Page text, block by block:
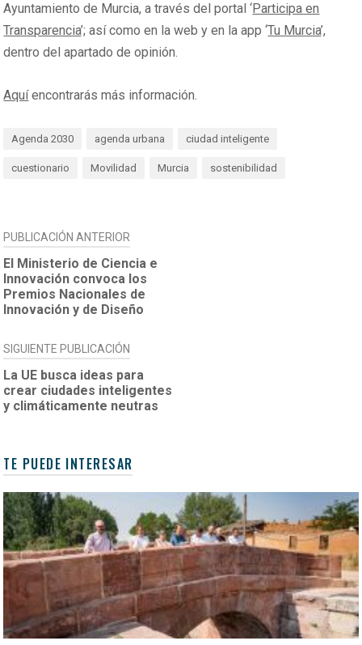
Ayuntamiento de Murcia, a través del portal ‘Participa en
Transparencia’; así como en la web y en la app ‘Tu Murcia’,
dentro del apartado de opinión.
Aquíencontrarás más información.
Agenda 2030 agenda urbana ciudad inteligente
cuestionario Movilidad Murcia sostenibilidad
NAVEGACIÓN
DE
ENTRADAS
PUBLICACIÓN ANTERIOR
El Ministerio de Ciencia e
Innovación convoca los
Premios Nacionales de
Innovación y de Diseño
SIGUIENTE PUBLICACIÓN
La UE busca ideas para
crear ciudades inteligentes
y climáticamente neutras
TE PUEDE INTERESAR